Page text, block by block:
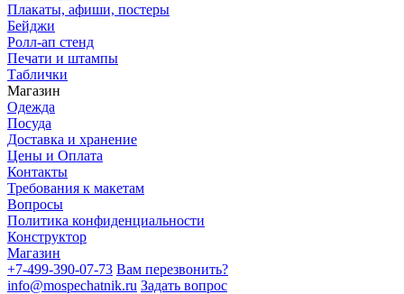
Плакаты, афиши, постеры
Бейджи
Ролл-ап стенд
Печати и штампы
Таблички
Магазин
Одежда
Посуда
Доставка и хранение
Цены и Оплата
Контакты
Требования к макетам
Вопросы
Политика конфиденциальности
Конструктор
Магазин
+7-499-390-07-73 Вам перезвонить?
info@mospechatnik.ru Задать вопрос